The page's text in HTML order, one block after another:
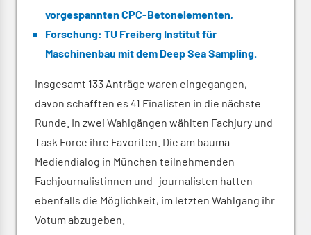
vorgespannten CPC-Betonelementen,
Forschung: TU Freiberg Institut für
Maschinenbau mit dem Deep Sea Sampling.
Insgesamt 133 Anträge waren eingegangen,
davon schafften es 41 Finalisten in die nächste
Runde. In zwei Wahlgängen wählten Fachjury und
Task Force ihre Favoriten. Die am bauma
Mediendialog in München teilnehmenden
Fachjournalistinnen und -journalisten hatten
ebenfalls die Möglichkeit, im letzten Wahlgang ihr
Votum abzugeben.